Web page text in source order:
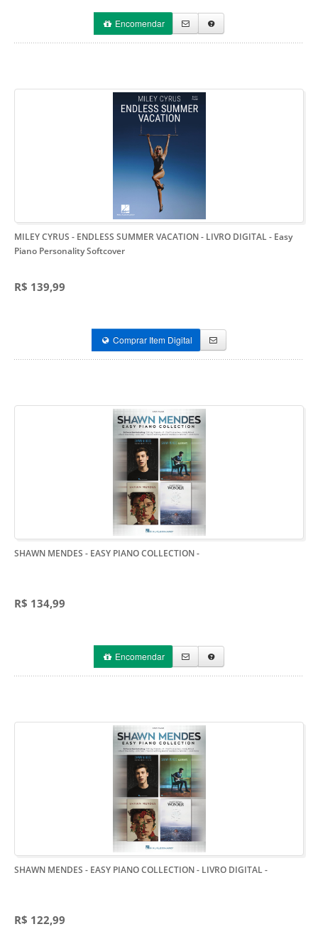
Encomendar
MILEY CYRUS - ENDLESS SUMMER VACATION - LIVRO DIGITAL- Easy
Piano Personality Softcover
R$ 139,99
Comprar Item Digital
SHAWN MENDES - EASY PIANO COLLECTION-
R$ 134,99
Encomendar
SHAWN MENDES - EASY PIANO COLLECTION - LIVRO DIGITAL-
R$ 122,99